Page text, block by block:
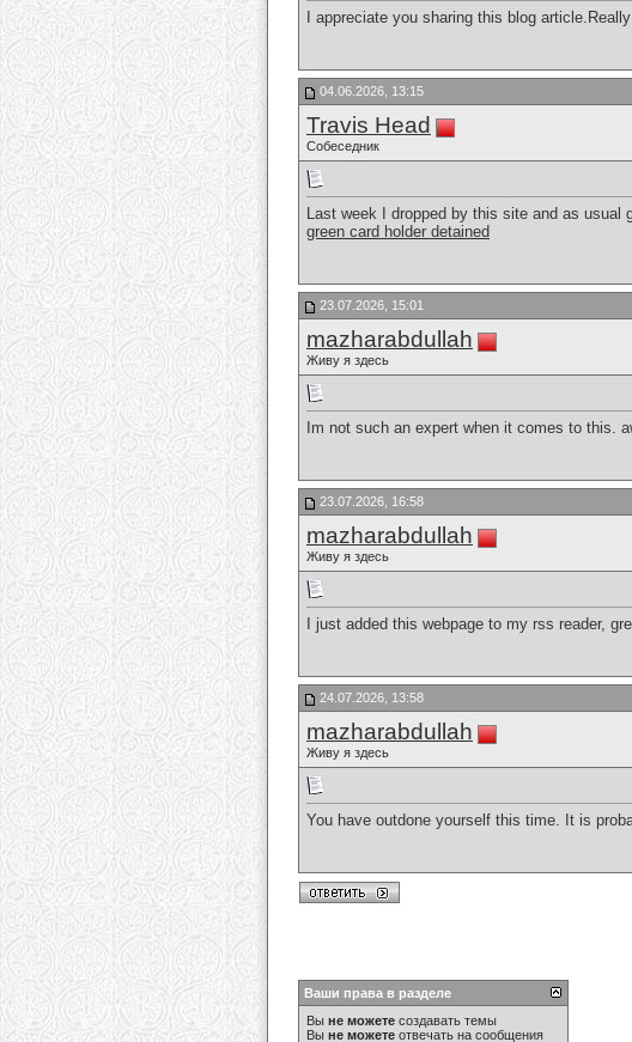
I appreciate you sharing this blog
04.06.2026, 13:15
Travis Head
Собеседник
Last week I dropped by this site and as
green card holder detained
23.07.2026, 15:01
mazharabdullah
Живу я здесь
Im not such an expert when it comes to this.
23.07.2026, 16:58
mazharabdullah
Живу я здесь
I just added this webpage to my rss reader,
24.07.2026, 13:58
mazharabdullah
Живу я здесь
You have outdone yourself this time. It is
Ваши права в разделе
Вы не можете создавать темы
Вы не можете отвечать на сообщения